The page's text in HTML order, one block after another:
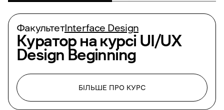
ФакультетInterface Design
Куратор на курсі UI/UX
Design Beginning
БІЛЬШЕ ПРО КУРС